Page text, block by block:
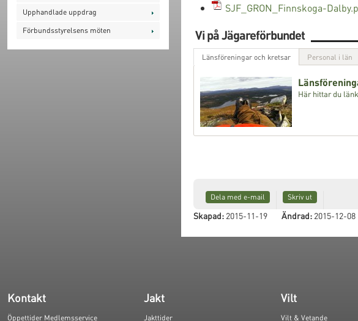
Upphandlade uppdrag
Förbundsstyrelsens möten
SJF_GRON_Finnskoga-
Vi på Jägareförbundet
Länsföreningar och kretsar Personal i län
Här hittar du
Dela med e-mail Skriv ut
Skapad:2015-11-19 Ändrad:2015-12-08
Kontakt
Öppettider Medlemsservice
Jakt
Jakttider
Vilt
Vilt & Vetande